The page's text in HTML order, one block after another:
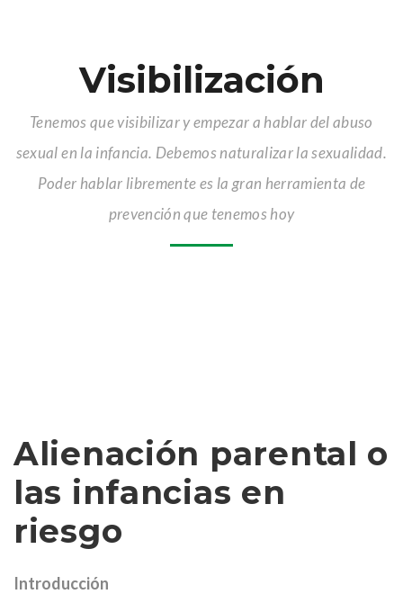
Visibilización
Tenemos que visibilizar y empezar a hablar del abuso
sexual en la infancia. Debemos naturalizar la sexualidad.
Poder hablar libremente es la gran herramienta de
prevención que tenemos hoy
Alienación parental o
las infancias en
riesgo
Introducción